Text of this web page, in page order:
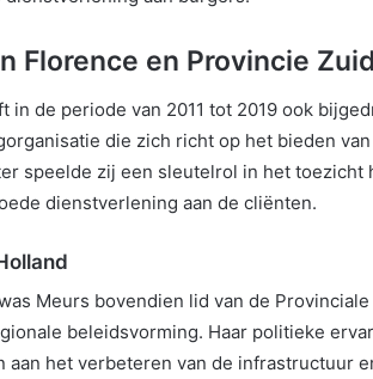
Florence en Provincie
in de periode van 2011 tot 2019 ook
die zich richt op het bieden
speelde zij een sleutelrol in het toezicht
dienstverlening aan de cliënten.
Meurs bovendien lid van de
beleidsvorming. Haar politieke
aan het verbeteren van de infrastructuur